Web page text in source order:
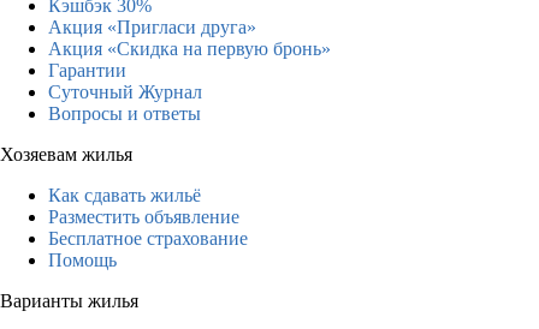
Кэшбэк 30%
Акция «Пригласи друга»
Акция «Скидка на первую бронь»
Гарантии
Суточный Журнал
Вопросы и ответы
Хозяевам жилья
Как сдавать жильё
Разместить объявление
Бесплатное страхование
Помощь
Варианты жилья